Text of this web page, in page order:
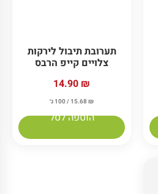
תערובת תיבול לירקות
צלויים קייפ הרבס
14.90 ₪
15.68₪ / 100 ג׳
הוספה לסל